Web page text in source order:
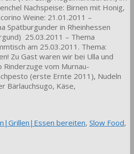
Nachspeise: Birnen mit Honig,
Weine: 21.01.2011 –
Spätburgunder in Rheinhessen
25.03.2011 – Thema
am 25.03.2011. Thema:
Zu Gast waren wir bei Ulla und
Rinderzuge vom Murnau-
(erste Ernte 2011), Nudeln
Bärlauchsugo, Käse,
bereiten, Slow Food,